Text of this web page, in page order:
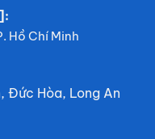
Hồ Chí Minh
Đức Hòa, Long An